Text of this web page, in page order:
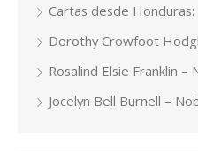
Cartas desde Honduras:
Dorothy Crowfoot
Rosalind Elsie Franklin –
Jocelyn Bell Burnell –